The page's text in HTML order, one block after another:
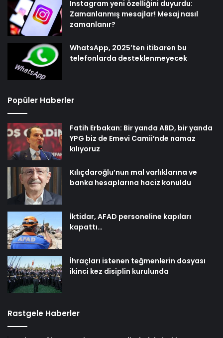
Instagram yeni özelliğini duyurdu:
Zamanlanmış mesajlar! Mesaj nasıl
zamanlanır?
WhatsApp, 2025’ten itibaren bu
telefonlarda desteklenmeyecek
Popüler Haberler
Fatih Erbakan: Bir yanda ABD, bir yanda
YPG biz de Emevi Camii’nde namaz
kılıyoruz
Kılıçdaroğlu’nun mal varlıklarına ve
banka hesaplarına haciz konuldu
İktidar, AFAD personeline kapıları
kapattı…
İhraçları istenen teğmenlerin dosyası
ikinci kez disiplin kurulunda
Rastgele Haberler